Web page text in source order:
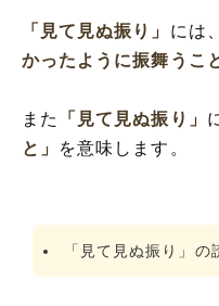
「見て見ぬ振り」 には、
かったように振舞うこ
また 「見て見ぬ振り」
と」
を意味します。
「見て見ぬ振り」の